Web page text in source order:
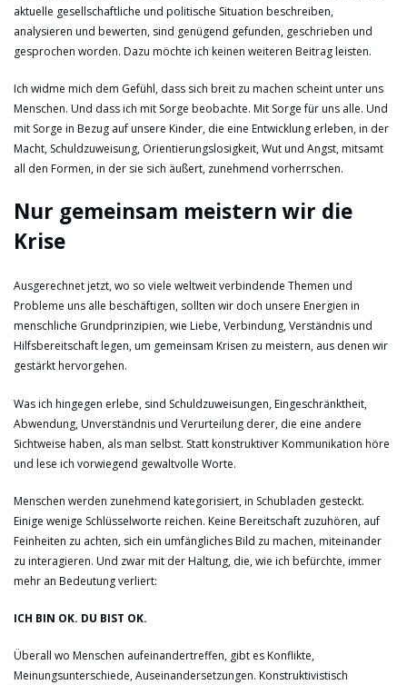
aktuelle gesellschaftliche und politische Situation beschreiben,
analysieren und bewerten, sind genügend gefunden, geschrieben und
gesprochen worden. Dazu möchte ich keinen weiteren Beitrag leisten.
Ich widme mich dem Gefühl, dass sich breit zu machen scheint unter uns
Menschen. Und dass ich mit Sorge beobachte. Mit Sorge für uns alle. Und
mit Sorge in Bezug auf unsere Kinder, die eine Entwicklung erleben, in der
Macht, Schuldzuweisung, Orientierungslosigkeit, Wut und Angst, mitsamt
all den Formen, in der sie sich äußert, zunehmend vorherrschen.
Nur gemeinsam meistern wir die
Krise
Ausgerechnet jetzt, wo so viele weltweit verbindende Themen und
Probleme uns alle beschäftigen, sollten wir doch unsere Energien in
menschliche Grundprinzipien, wie Liebe, Verbindung, Verständnis und
Hilfsbereitschaft legen, um gemeinsam Krisen zu meistern, aus denen wir
gestärkt hervorgehen.
Was ich hingegen erlebe, sind Schuldzuweisungen, Eingeschränktheit,
Abwendung, Unverständnis und Verurteilung derer, die eine andere
Sichtweise haben, als man selbst. Statt konstruktiver Kommunikation höre
und lese ich vorwiegend gewaltvolle Worte.
Menschen werden zunehmend kategorisiert, in Schubladen gesteckt.
Einige wenige Schlüsselworte reichen. Keine Bereitschaft zuzuhören, auf
Feinheiten zu achten, sich ein umfängliches Bild zu machen, miteinander
zu interagieren. Und zwar mit der Haltung, die, wie ich befürchte, immer
mehr an Bedeutung verliert:
ICH BIN OK. DU BIST OK.
Überall wo Menschen aufeinandertreffen, gibt es Konflikte,
Meinungsunterschiede, Auseinandersetzungen. Konstruktivistisch